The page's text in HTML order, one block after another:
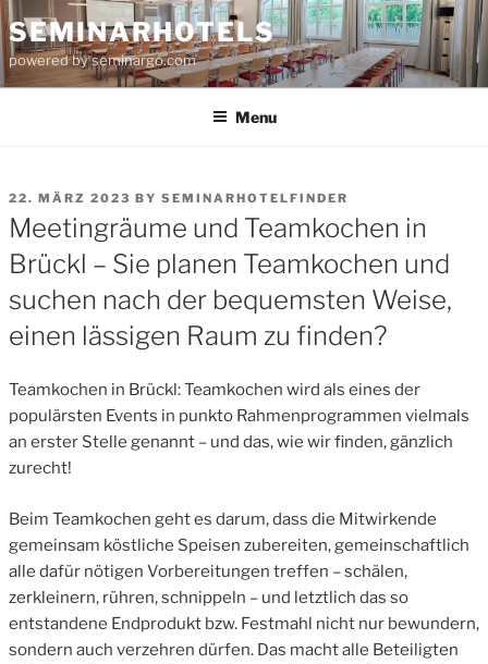
Skip
to
content
SEMINARHOTELS
powered by seminargo.com
Menu
POSTED
ON
22. MÄRZ 2023 BY SEMINARHOTELFINDER
Meetingräume und Teamkochen in
Brückl – Sie planen Teamkochen und
suchen nach der bequemsten Weise,
einen lässigen Raum zu finden?
Teamkochen in Brückl: Teamkochen wird als eines der
populärsten Events in punkto Rahmenprogrammen vielmals
an erster Stelle genannt – und das, wie wir finden, gänzlich
zurecht!
Beim Teamkochen geht es darum, dass die Mitwirkende
gemeinsam köstliche Speisen zubereiten, gemeinschaftlich
alle dafür nötigen Vorbereitungen treffen – schälen,
zerkleinern, rühren, schnippeln – und letztlich das so
entstandene Endprodukt bzw. Festmahl nicht nur bewundern,
sondern auch verzehren dürfen. Das macht alle Beteiligten